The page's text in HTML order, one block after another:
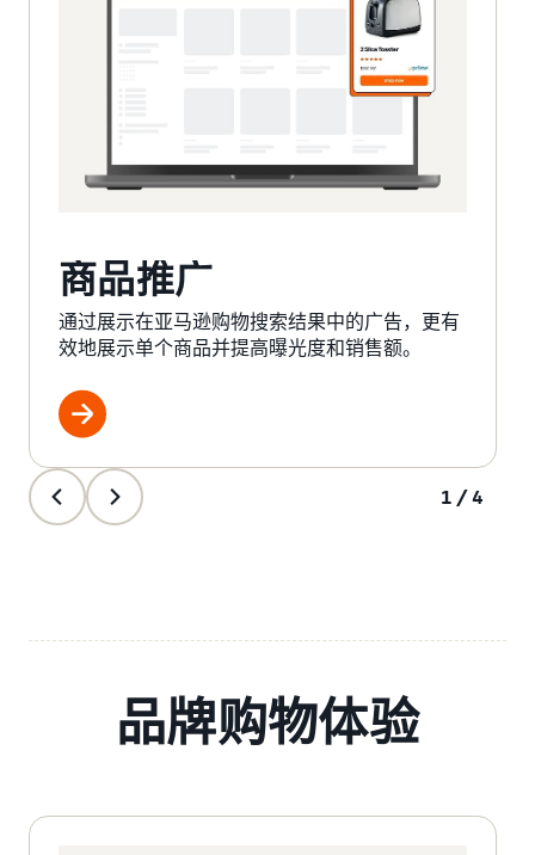
商品推广
通过展示在亚马逊购物搜索结果中的广告，更有
效地展示单个商品并提高曝光度和销售额。
1/4
品牌购物体验